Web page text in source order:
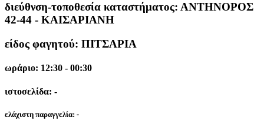
διεύθνση-τοποθεσία καταστήματος: ΑΝΤΗΝΟΡΟΣ
42-44 - ΚΑΙΣΑΡΙΑΝΗ
είδος φαγητού: ΠΙΤΣΑΡΙΑ
ωράριο: 12:30 - 00:30
ιστοσελίδα: -
ελάχιστη παραγγελία: -